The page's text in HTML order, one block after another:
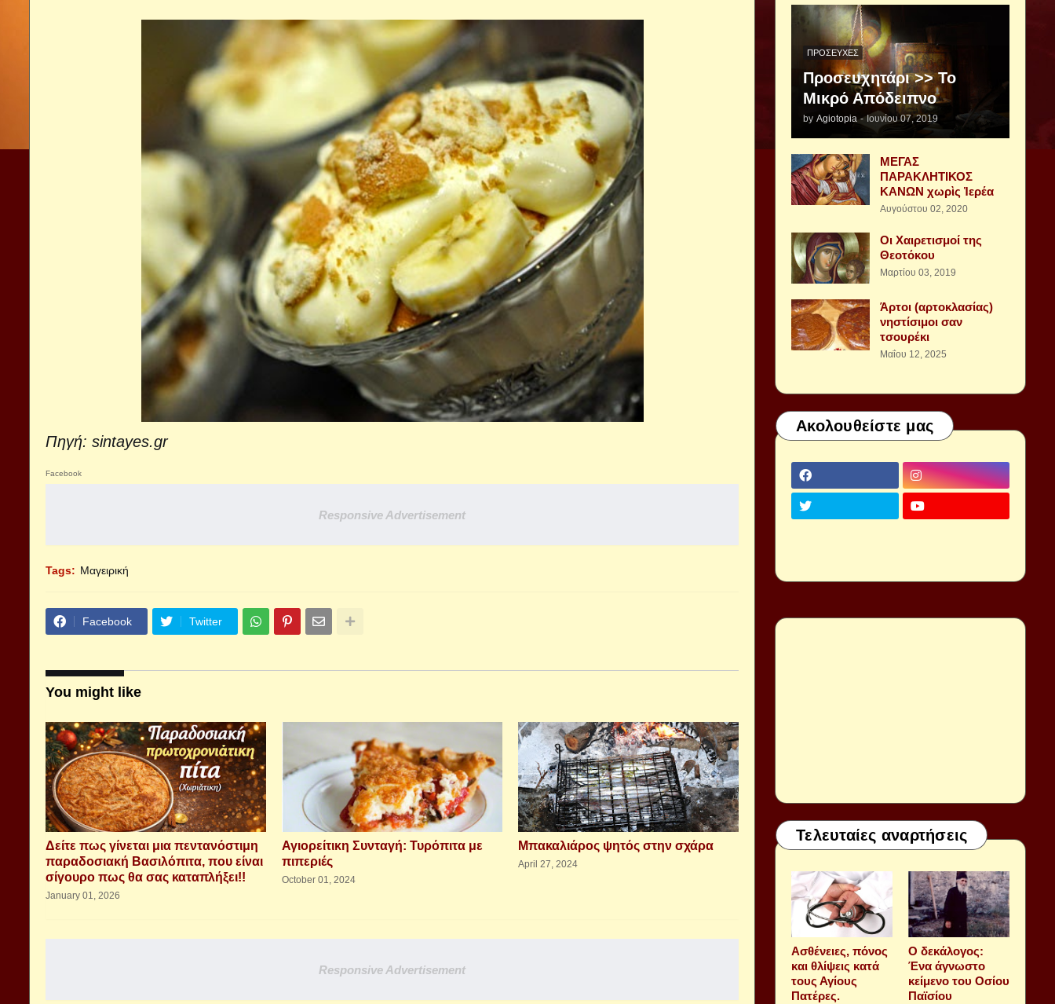
Πηγή: sintayes.gr
Facebook
Responsive Advertisement
Tags: Μαγειρική
Facebook Twitter
You might like
Δείτε πως γίνεται μια πεντανόστιμη
παραδοσιακή Βασιλόπιτα, που είναι
σίγουρο πως θα σας καταπλήξει!!
January 01, 2026
Αγιορείτικη Συνταγή: Τυρόπιτα με
πιπεριές
October 01, 2024
Μπακαλιάρος ψητός στην σχάρα
April 27, 2024
Responsive Advertisement
ΠΡΟΣΕΥΧΈΣ
Προσευχητάρι >> Το
Μικρό Απόδειπνο
by Agiotopia - Ιουνίου 07, 2019
ΜΕΓΑΣ
ΠΑΡΑΚΛΗΤΙΚΟΣ
ΚΑΝΩΝ χωρὶς Ἱερέα
Αυγούστου 02, 2020
Οι Χαιρετισμοί της
Θεοτόκου
Μαρτίου 03, 2019
Άρτοι (αρτοκλασίας)
νηστίσιμοι σαν
τσουρέκι
Μαΐου 12, 2025
Ακολουθείστε μας
Τελευταίες αναρτήσεις
Aσθένειες, πόνος
και θλίψεις κατά
τους Αγίους
Πατέρες.
Ο δεκάλογος:
Ένα άγνωστο
κείμενο του Οσίου
Παϊσίου